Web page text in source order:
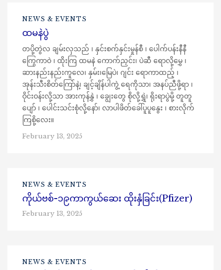
NEWS & EVENTS
ထမနဲပွဲ
တပို့တွဲလ ချမ်းလှသည် ၊ နှင်းစက်နှင်းမှုန်စီ ၊ ပေါက်ပန်းနီနီ
ကြွေကာဝဲ ၊ ထိုးကြ ထမနဲ ကောက်ညှင်း၊ ပဲဆီ ရောလို့မွှေ ၊
ဆားနည်းနည်းကူလေ၊ နှမ်း၊မြေပဲ၊ ဂျင်း ရောကာထည့် ၊
အုန်းသီးစိတ်ကြော်နဲ့၊ ချင့်ချိန်ပါကွဲ့ ရေကိုသာ၊ အနပ်ညီဖို့ရာ ၊
ဝိုင်းဝန်းလို့သာ အားကုန်နွှဲ ၊ ချွေးတွေ စိုလို့ရွှဲ၊ ရိုးရာပွဲမို့ တူတူ
ပျော် ၊ ပေါင်းသင်းစုံလို့နော်၊ လာပါဖိတ်ခေါ်ပူပူနွေး ၊ စားလိုက်
ကြစို့လေး။
February 13, 2025
NEWS & EVENTS
ကိုယ်ဗစ်-၁၉ကာကွယ်ဆေး ထိုးနှံခြင်း(Pfizer)
February 13, 2025
NEWS & EVENTS